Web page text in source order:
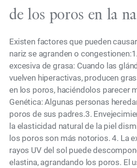
de los poros en la
Existen factores que pueden
nariz se agranden o
excesiva de grasa: Cuando las
vuelven hiperactivas, producen
en los poros, haciéndolos parecer
Genética: Algunas personas
poros de sus padres.3.
la elasticidad natural de la piel
los poros son más notorios. 4. La
rayos UV del sol puede
elastina, agrandando los poros. El